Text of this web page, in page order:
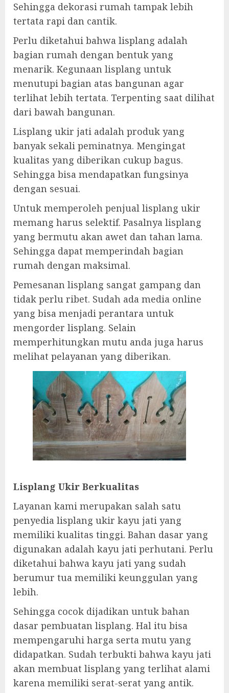
Sehingga dekorasi rumah tampak lebih
tertata rapi dan cantik.
Perlu diketahui bahwa lisplang adalah
bagian rumah dengan bentuk yang
menarik. Kegunaan lisplang untuk
menutupi bagian atas bangunan agar
terlihat lebih tertata. Terpenting saat dilihat
dari bawah bangunan.
Lisplang ukir jati adalah produk yang
banyak sekali peminatnya. Mengingat
kualitas yang diberikan cukup bagus.
Sehingga bisa mendapatkan fungsinya
dengan sesuai.
Untuk memperoleh penjual lisplang ukir
memang harus selektif. Pasalnya lisplang
yang bermutu akan awet dan tahan lama.
Sehingga dapat memperindah bagian
rumah dengan maksimal.
Pemesanan lisplang sangat gampang dan
tidak perlu ribet. Sudah ada media online
yang bisa menjadi perantara untuk
mengorder lisplang. Selain
memperhitungkan mutu anda juga harus
melihat pelayanan yang diberikan.
Lisplang Ukir Berkualitas
Layanan kami merupakan salah satu
penyedia lisplang ukir kayu jati yang
memiliki kualitas tinggi. Bahan dasar yang
digunakan adalah kayu jati perhutani. Perlu
diketahui bahwa kayu jati yang sudah
berumur tua memiliki keunggulan yang
lebih.
Sehingga cocok dijadikan untuk bahan
dasar pembuatan lisplang. Hal itu bisa
mempengaruhi harga serta mutu yang
didapatkan. Sudah terbukti bahwa kayu jati
akan membuat lisplang yang terlihat alami
karena memiliki serat-serat yang antik.